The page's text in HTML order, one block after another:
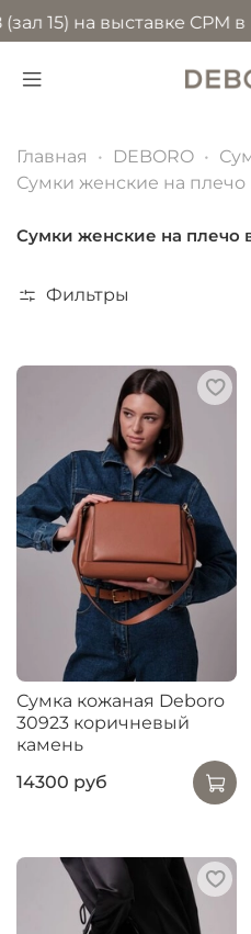
на выставке CPM в
Главная DEBORO
Сумки женские на
Сумки женские на плечо
Фильтры
Сумка кожаная Deboro
30923 коричневый
камень
14300 руб